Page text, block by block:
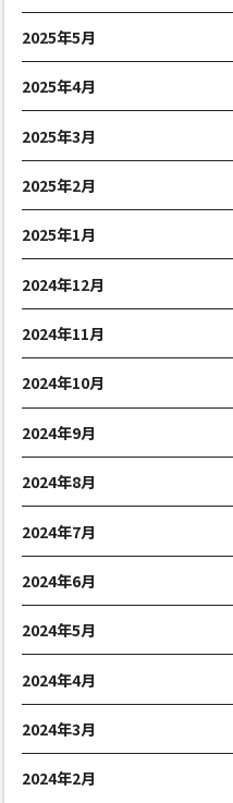
2025年5月
2025年4月
2025年3月
2025年2月
2025年1月
2024年12月
2024年11月
2024年10月
2024年9月
2024年8月
2024年7月
2024年6月
2024年5月
2024年4月
2024年3月
2024年2月